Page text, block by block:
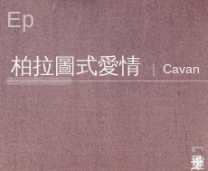
Ep
柏拉圖式愛情 | Cavan
。